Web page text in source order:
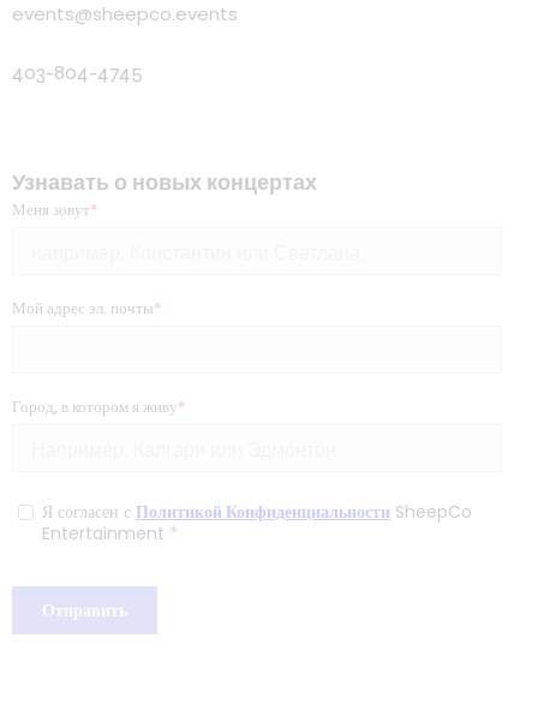
events@sheepco.events
403-804-4745
Узнавать о новых концертах